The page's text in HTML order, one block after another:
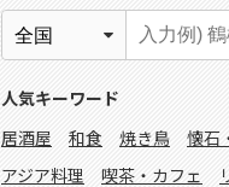
人気キーワード
居酒屋
和食 焼き鳥 懐石
アジア料理
喫茶・カフェ